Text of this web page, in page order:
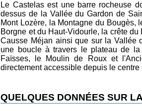
Le Castelas est une barre rocheuse
dessus de la Vallée du Gardon de
Mont Lozère, la Montagne du Bougès,
Borgne et du Haut-Vidourle, la crête
Causse Méjan ainsi que sur la Vallée
une boucle à travers le plateau de
Faïsses, le Moulin de Roux et
directement accessible depuis le
QUELQUES DONNÉES SUR